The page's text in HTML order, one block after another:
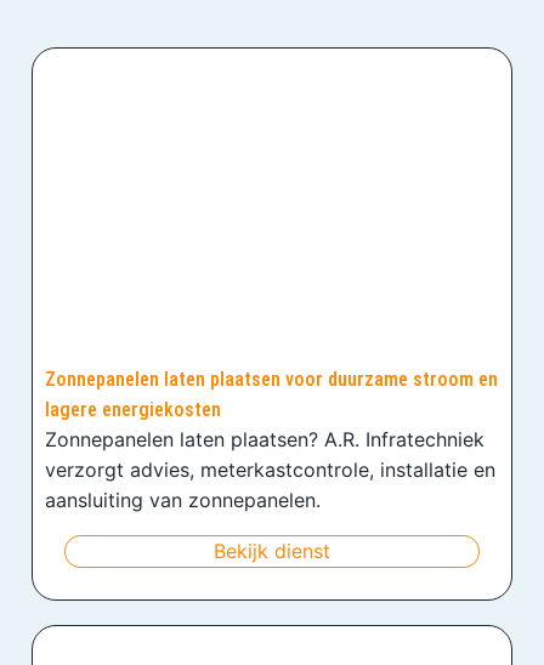
Zonnepanelen laten plaatsen voor duurzame stroom en
lagere energiekosten
Zonnepanelen laten plaatsen? A.R. Infratechniek
verzorgt advies, meterkastcontrole, installatie en
aansluiting van zonnepanelen.
Bekijk dienst